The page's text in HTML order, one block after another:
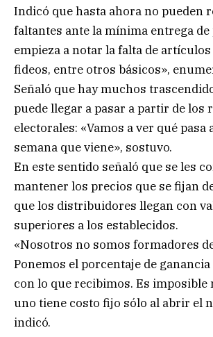
Indicó que hasta ahora no pueden
faltantes ante la mínima entrega de
empieza a notar la falta de
fideos, entre otros básicos»,
Señaló que hay muchos
puede llegar a pasar a partir de los
electorales: «Vamos a ver qué pasa
semana que viene», sostuvo.
En este sentido señaló que se les
mantener los precios que se fijan
que los distribuidores llegan con
superiores a los establecidos.
«Nosotros no somos formadores
Ponemos el porcentaje de
con lo que recibimos. Es imposible
uno tiene costo fijo sólo al abrir el
indicó.